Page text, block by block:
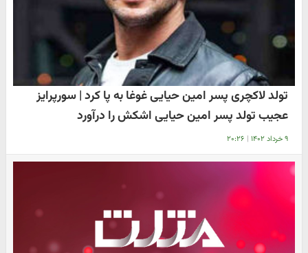
تولد لاکچری پسر امین حیایی غوغا به پا کرد | سورپرایز
عجیب تولد پسر امین حیایی اشکش را درآورد
۹ خرداد ۱۴۰۲ | ۲۰:۲۶